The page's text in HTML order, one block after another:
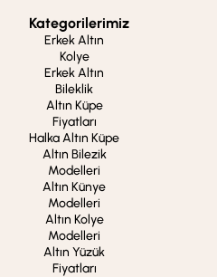
Kategorilerimiz
Erkek Altın
Kolye
Erkek Altın
Bileklik
Altın Küpe
Fiyatları
Halka Altın Küpe
Altın Bilezik
Modelleri
Altın Künye
Modelleri
Altın Kolye
Modelleri
Altın Yüzük
Fiyatları